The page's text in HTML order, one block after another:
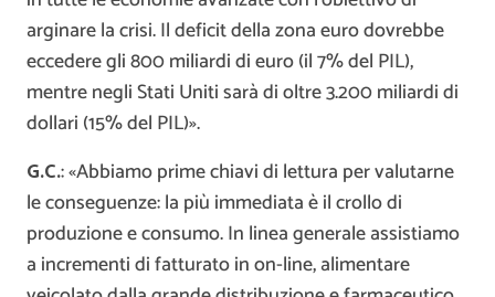
arginare la crisi. Il deficit della zona euro dovrebbe
eccedere gli 800 miliardi di euro (il 7% del PIL),
mentre negli Stati Uniti sarà di oltre 3.200 miliardi di
dollari (15% del PIL)».
G.C.: «Abbiamo prime chiavi di lettura per valutarne
le conseguenze: la più immediata è il crollo di
produzione e consumo. In linea generale assistiamo
a incrementi di fatturato in on-line, alimentare